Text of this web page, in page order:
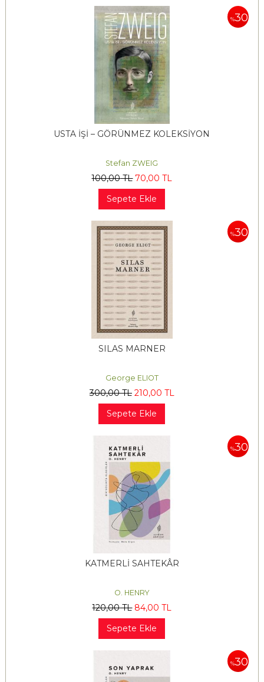
%30
USTA İŞİ – GÖRÜNMEZ KOLEKSİYON
Stefan ZWEIG
100,00TL 70,00 TL
Sepete Ekle
%30
SILAS MARNER
George ELIOT
300,00TL 210,00 TL
Sepete Ekle
%30
KATMERLİ SAHTEKÂR
O. HENRY
120,00TL 84,00 TL
Sepete Ekle
%30